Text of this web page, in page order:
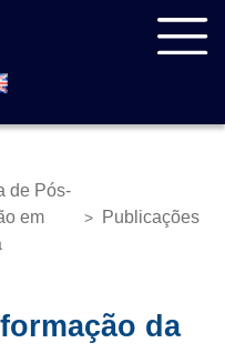
de Pós-
em
> Publicações
da